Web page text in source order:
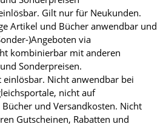
Gilt nur für Neukunden.
Artikel und Bücher anwendbar und
)Angeboten via
kombinierbar mit anderen
Sonderpreisen.
Nicht anwendbar bei
nicht auf
und Versandkosten. Nicht
Gutscheinen, Rabatten und